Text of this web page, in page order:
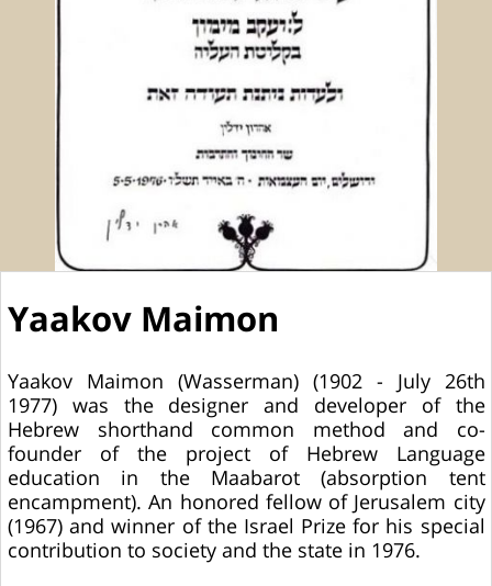
Yaakov Maimon
Yaakov Maimon (Wasserman) (1902 - July 26th
1977) was the designer and developer of the
Hebrew shorthand common method and co-
founder of the project of Hebrew Language
education in the Maabarot (absorption tent
encampment). An honored fellow of Jerusalem city
(1967) and winner of the Israel Prize for his special
contribution to society and the state in 1976.